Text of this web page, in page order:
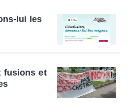
lui les
fusions et